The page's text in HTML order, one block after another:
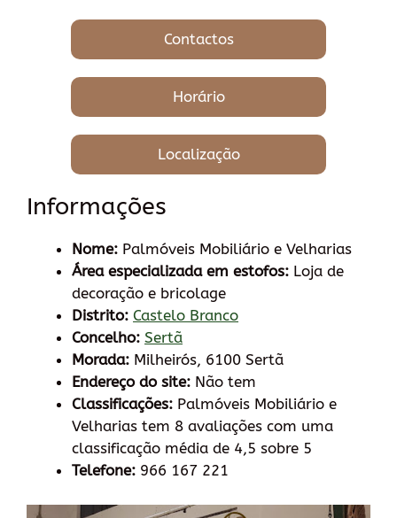
Contactos
Horário
Localização
Informações
Nome: Palmóveis Mobiliário e Velharias
Área especializada em estofos: Loja de
decoração e bricolage
Distrito: Castelo Branco
Concelho: Sertã
Morada: Milheirós, 6100 Sertã
Endereço do site: Não tem
Classificações: Palmóveis Mobiliário e
Velharias tem 8 avaliações com uma
classificação média de 4,5 sobre 5
Telefone: 966 167 221